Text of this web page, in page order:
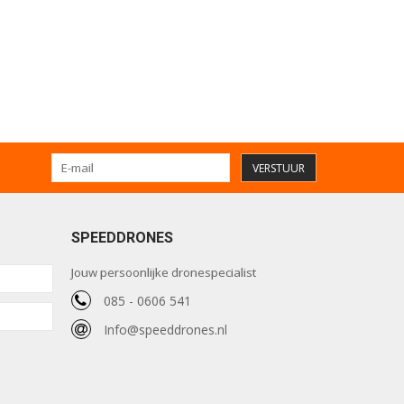
VERSTUUR
SPEEDDRONES
Jouw persoonlijke dronespecialist
085 - 0606 541
Info@speeddrones.nl